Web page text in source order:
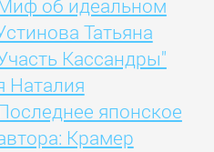
об идеальном
Татьяна
Кассандры"
Наталия
японское
Крамер